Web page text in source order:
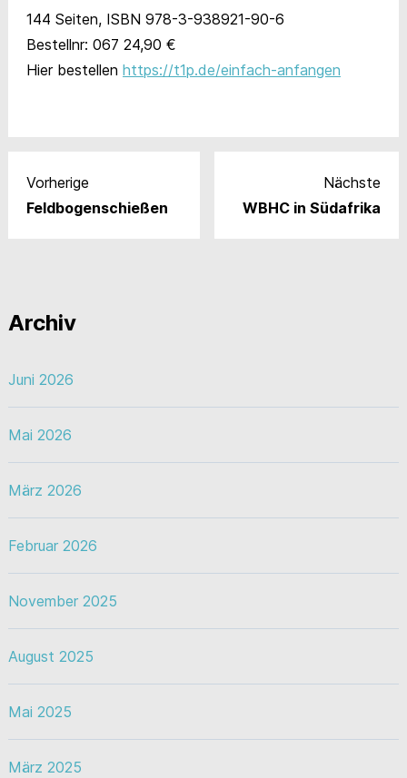
144 Seiten, ISBN 978-3-938921-90-6
Bestellnr: 067 24,90 €
Hier bestellen https://t1p.de/einfach-anfangen
Vorherige
Feldbogenschießen
Nächste
WBHC in Südafrika
Archiv
Juni 2026
Mai 2026
März 2026
Februar 2026
November 2025
August 2025
Mai 2025
März 2025